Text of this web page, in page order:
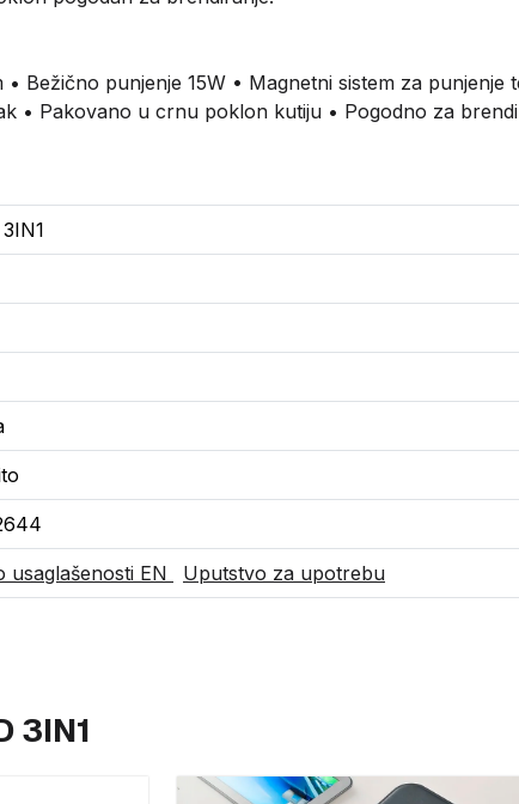
Bežično punjenje 15W • Magnetni sistem za punjenje
• Pakovano u crnu poklon kutiju • Pogodno za
usaglašenosti EN Uputstvo za upotrebu
3IN1